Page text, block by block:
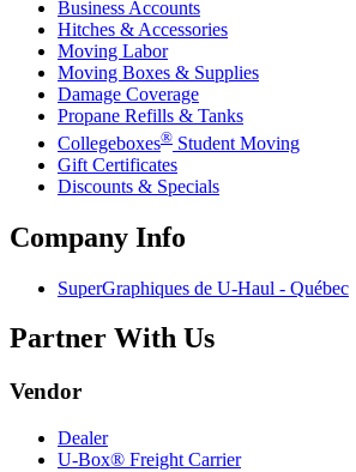
Business Accounts
Hitches & Accessories
Moving Labor
Moving Boxes & Supplies
Damage Coverage
Propane Refills & Tanks
Collegeboxes® Student Moving
Gift Certificates
Discounts & Specials
Company Info
SuperGraphiques de U-Haul - Québec
Partner With Us
Vendor
Dealer
U-Box® Freight Carrier